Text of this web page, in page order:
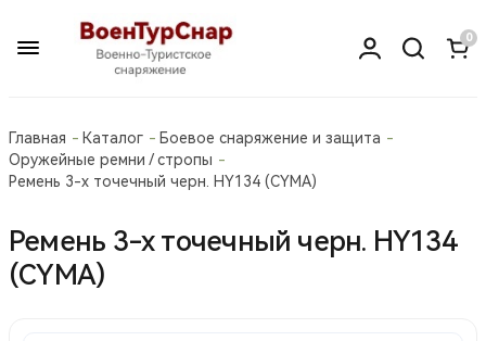
0
Главная Каталог
Боевое снаряжение и защита
Оружейные ремни / стропы
Ремень 3-х точечный черн. HY134 (CYMA)
Ремень 3-х точечный черн. HY134
(CYMA)